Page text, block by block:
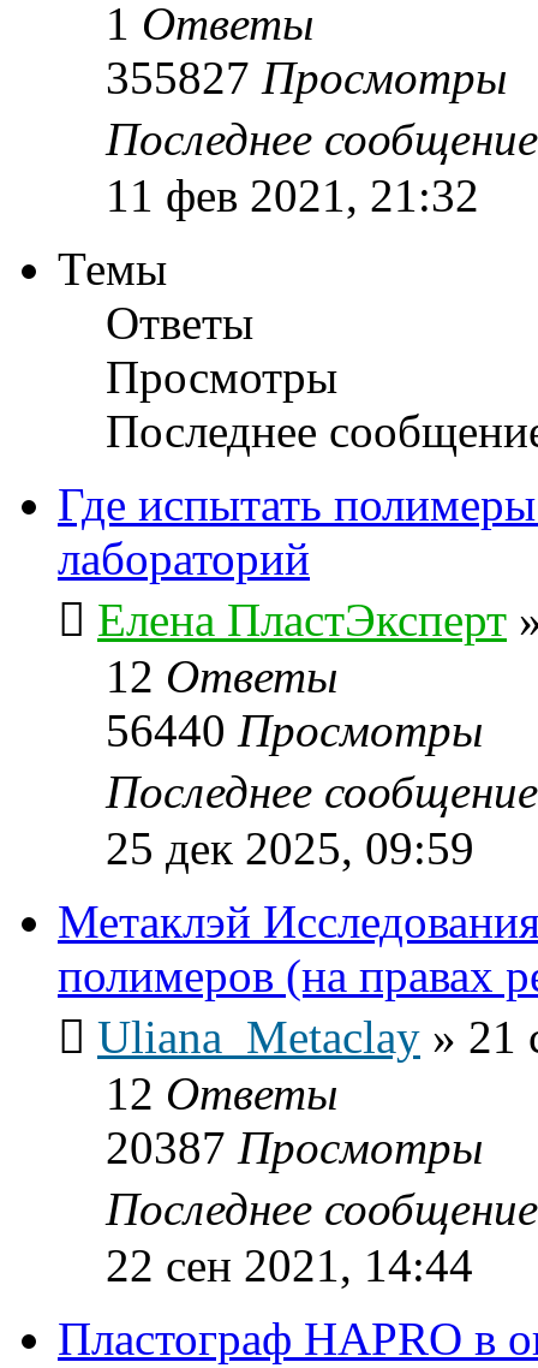
1 Ответы
355827 Просмотры
Последнее
11 фев 2021, 21:32
Темы
Ответы
Просмотры
Последнее
Где испытать
лабораторий
Елена ПластЭксперт
12 Ответы
56440 Просмотры
Последнее
25 дек 2025, 09:59
Метаклэй
полимеров (на правах
Uliana_Metaclay » 21
12 Ответы
20387 Просмотры
Последнее
22 сен 2021, 14:44
Пластограф HAPRO в